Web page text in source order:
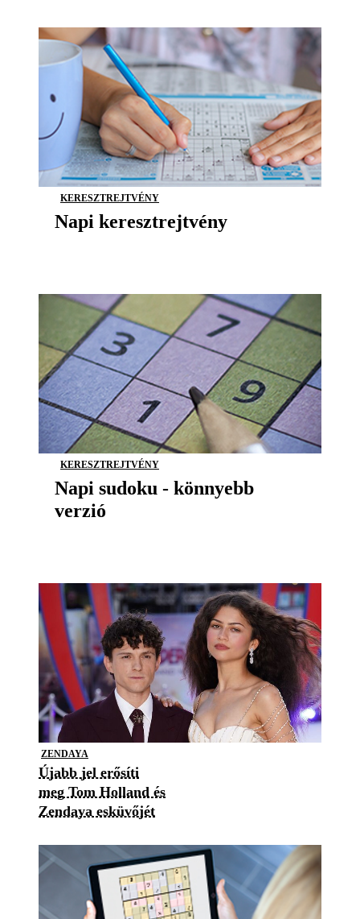
KERESZTREJTVÉNY
Napi keresztrejtvény
KERESZTREJTVÉNY
Napi sudoku - könnyebb
verzió
ZENDAYA
Újabb jel erősíti
meg Tom Holland és
Zendaya esküvőjét